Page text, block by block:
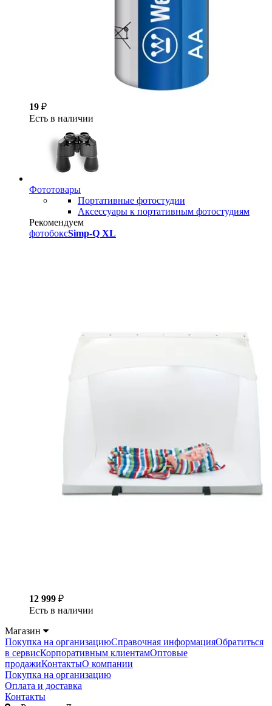
19 ₽
Есть в наличии
Фототовары
Портативные фотостудии
Аксессуары к портативным фотостудиям
Рекомендуем
фотобоксSimp-Q XL
12 999 ₽
Есть в наличии
Магазин
Покупка на организациюСправочная информацияОбратиться
в сервисКорпоративным клиентамОптовые
продажиКонтактыО компании
Покупка на организацию
Оплата и доставка
Контакты